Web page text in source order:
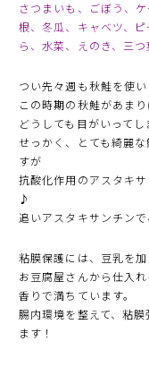
さつまいも、ごぼう、
根、冬瓜、キャベツ、
ら、水菜、えのき、三
つい先々週も秋鮭を使い
この時期の秋鮭があま
どうしても目がいってし
せっかく、とても綺麗
すが
抗酸化作用のアスタキ
♪
追いアスタキサンチンで
粘膜保護には、豆乳を加
お豆腐屋さんから仕入
香りで満ちています。
腸内環境を整えて、粘
ます！